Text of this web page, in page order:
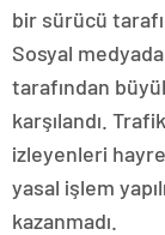
bir sürücü
Sosyal
tarafından
karşılandı.
izleyenleri
yasal işlem
kazanmadı.